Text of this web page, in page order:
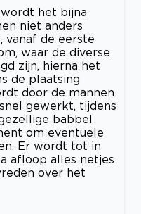
het bijna
niet anders
vanaf de eerste
waar de diverse
zijn, hierna het
de plaatsing
door de mannen
gewerkt, tijdens
babbel
om eventuele
Er wordt tot in
afloop alles netjes
over het